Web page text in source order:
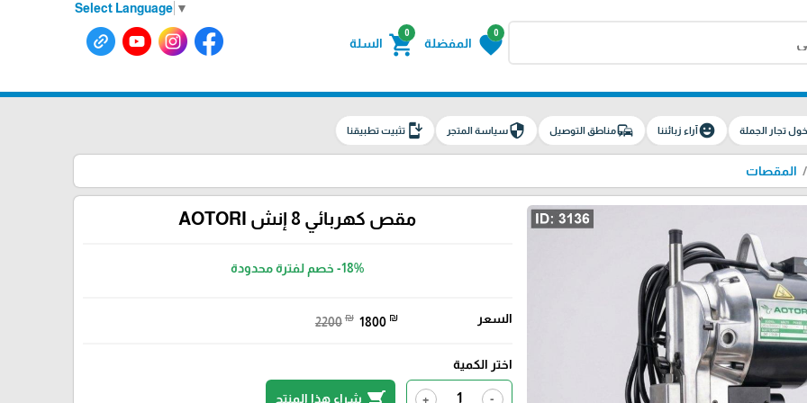
Select Language ▼
0
favorite المفضلة
0
shopping_cart السلة
تجار الجملة emoji_emotionsآراء زبائننا commuteمناطق التوصيل securityسياسة المتجر install_mobileتثبيت تطبيقنا
المقصات
مقص كهربائي 8 إنش AOTORI
-18%خصم لفترة محدودة
السعر 2200 ₪ 1800 ₪
اختر الكمية
-
+ شراء هذا المنتج